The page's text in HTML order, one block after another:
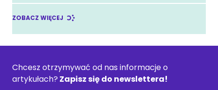
ZOBACZ WIĘCEJ
Chcesz otrzymywać od nas informacje o
artykułach? Zapisz się do newslettera!